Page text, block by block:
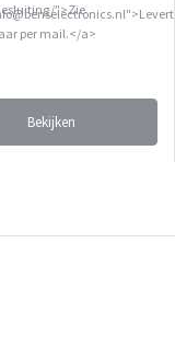
">Zie
per mail.</a>
Bekijken